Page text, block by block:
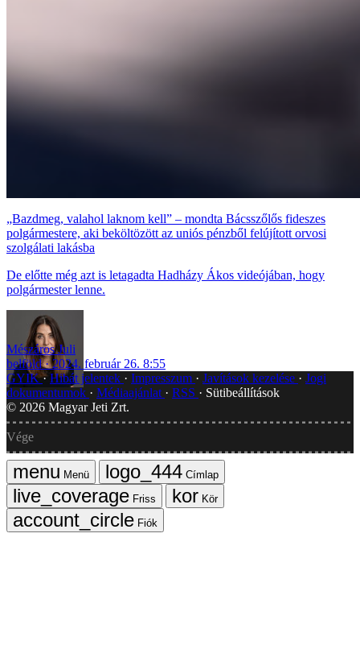
„Bazdmeg, valahol laknom kell” – mondta Bácsszőlős fideszes
polgármestere, aki beköltözött az uniós pénzből felújított orvosi
szolgálati lakásba
De előtte még azt is letagadta Hadházy Ákos videójában, hogy
polgármester lenne.
Mészáros Juli
belföld
2024. február 26. 8:55
GYIK Hibát jelentek Impresszum Javítások kezelése
Jogi
dokumentumok
Médiaajánlat RSS
Sütibeállítások
© 2026 Magyar Jeti Zrt.
Vége
Menü
Címlap
Friss
Kör
Fiók